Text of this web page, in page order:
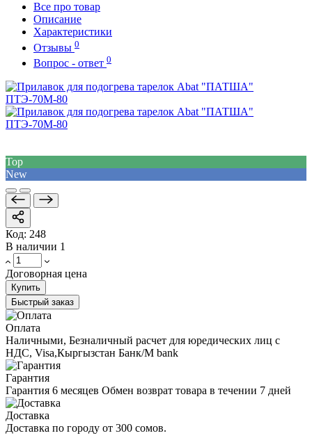
Все про товар
Описание
Характеристики
Отзывы 0
Вопрос - ответ 0
Top
New
Код: 248
В наличии 1
Договорная цена
Купить
Быстрый заказ
Оплата
Наличными, Безналичный расчет для юредических лиц с
НДС, Visa,Кыргызстан Банк/M bank
Гарантия
Гарантия 6 месяцев Обмен возврат товара в течении 7 дней
Доставка
Доставка по городу от 300 сомов.